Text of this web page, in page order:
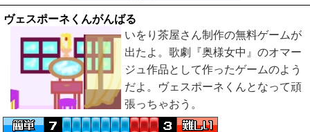
ヴェスポーネくんがんばる
いをり茶屋さん制作の無料ゲームが
出たよ。歌劇『奥様女中』のオマー
ジュ作品として作ったゲームのよう
だよ。ヴェスポーネくんとなって頑
張っちゃおう。